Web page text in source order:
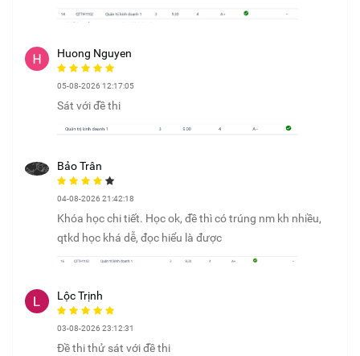
Huong Nguyen
05-08-2026 12:17:05
Sát với đề thi
Bảo Trân
04-08-2026 21:42:18
Khóa học chi tiết. Học ok, đề thì có trúng nm kh nhiều,
qtkd học khá dễ, đọc hiểu là được
Lộc Trịnh
03-08-2026 23:12:31
Đề thi thử sát với đề thi